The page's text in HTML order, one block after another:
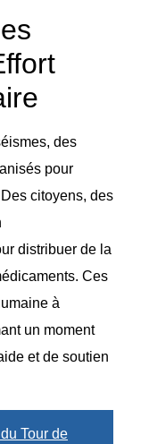
des
pour
citoyens, des
distribuer de la
Ces
à
un moment
et de soutien
Tour de